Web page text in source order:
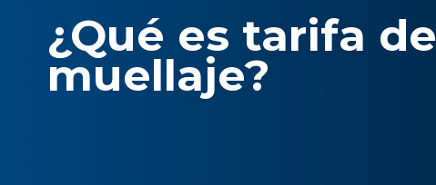
¿Qué es tarifa de
muellaje?